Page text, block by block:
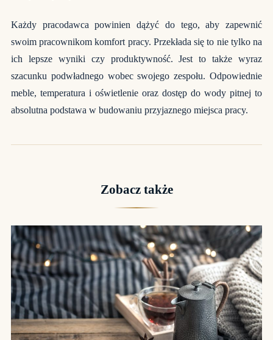
Każdy pracodawca powinien dążyć do tego, aby zapewnić
swoim pracownikom komfort pracy. Przekłada się to nie tylko na
ich lepsze wyniki czy produktywność. Jest to także wyraz
szacunku podwładnego wobec swojego zespołu. Odpowiednie
meble, temperatura i oświetlenie oraz dostęp do wody pitnej to
absolutna podstawa w budowaniu przyjaznego miejsca pracy.
Zobacz także